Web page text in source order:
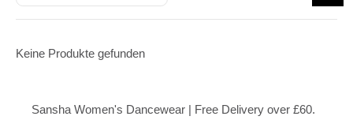
Keine Produkte gefunden
Sansha Women's Dancewear | Free Delivery over £60.